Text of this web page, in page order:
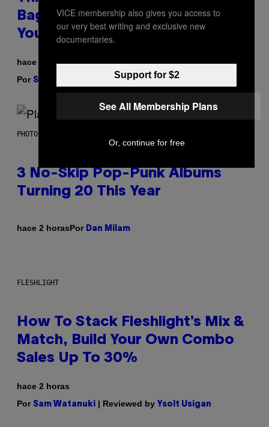
Bag Is the Nightstand Upgrade
Your Play Drawer Needs
hace 2 horas
Por Sam Watanuki | Reviewed byYsolt Usigan
PHOTO BY SCOTT GRIES/GETTY IMAGES
3 No-Skip Pop-Punk Albums
Turning 20 This Year
hace 2 horasPor Dan Milam
FLESHLIGHT
How To Stack Fleshlight’s Mix &
Match, Build Your Own Combo
Sales Up To 30%
hace 2 horas
Por Sam Watanuki | Reviewed by Ysolt Usigan
VICE membership also gives you access to
our very best writing and exclusive new
documentaries.
Support for $2
See All Membership Plans
Or, continue for free